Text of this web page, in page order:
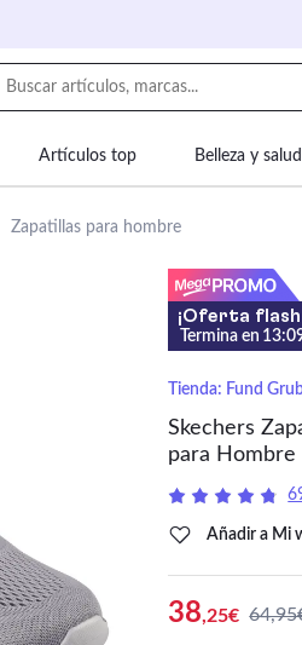
Artículos top Belleza y salud
Deportes Equipaje
Zapatillas para hombre
¡Oferta
Termina en 13:
Tienda: Fund
Skechers
para Hombre
Añadir a Mi
38,25€